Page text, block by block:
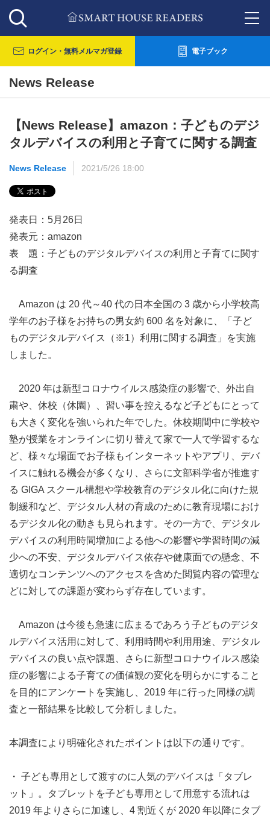
ログイン・ 無料メルマガ登録 電子ブック
News Release
【News Release】amazon：子どものデジ
タルデバイスの利用と子育てに関する調査
News Release 2021/5/26 18:00
発表日：5月26日
発表元：amazon
表 題：子どものデジタルデバイスの利用と子育てに関す
る調査
Amazon は 20 代～40 代の日本全国の 3 歳から小学校高
学年のお子様をお持ちの男女約 600 名を対象に、「子ど
ものデジタルデバイス（※1）利用に関する調査」を実施
しました。
2020 年は新型コロナウイルス感染症の影響で、外出自
粛や、休校（休園）、習い事を控えるなど子どもにとって
も大きく変化を強いられた年でした。休校期間中に学校や
塾が授業をオンラインに切り替えて家で一人で学習するな
ど、様々な場面でお子様もインターネットやアプリ、デバ
イスに触れる機会が多くなり、さらに文部科学省が推進す
る GIGA スクール構想や学校教育のデジタル化に向けた規
制緩和など、デジタル人材の育成のために教育現場におけ
るデジタル化の動きも見られます。その一方で、デジタル
デバイスの利用時間増加による他への影響や学習時間の減
少への不安、デジタルデバイス依存や健康面での懸念、不
適切なコンテンツへのアクセスを含めた閲覧内容の管理な
どに対しての課題が変わらず存在しています。
Amazon は今後も急速に広まるであろう子どものデジタ
ルデバイス活用に対して、利用時間や利用用途、デジタル
デバイスの良い点や課題、さらに新型コロナウイルス感染
症の影響による子育ての価値観の変化を明らかにすること
を目的にアンケートを実施し、2019 年に行った同様の調
査と一部結果を比較して分析しました。
本調査により明確化されたポイントは以下の通りです。
・ 子ども専用として渡すのに人気のデバイスは「タブレ
ット」。タブレットを子ども専用として用意する流れは
2019 年よりさらに加速し、4 割近くが 2020 年以降にタブ